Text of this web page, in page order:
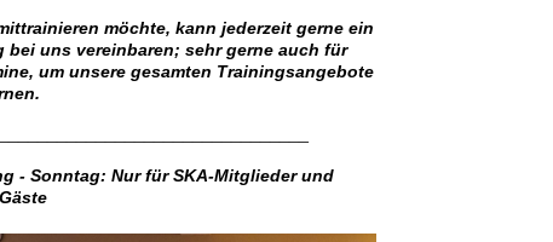
möchte, kann jederzeit gerne ein
bei uns vereinbaren; sehr gerne auch für
um unsere gesamten Trainingsangebote
- Sonntag: Nur für SKA-Mitglieder und